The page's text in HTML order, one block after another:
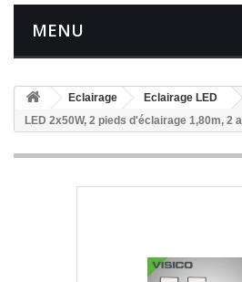
MENU
Eclairage Eclairage LED
LED 2x50W, 2 pieds d'éclairage 1,80m, 2